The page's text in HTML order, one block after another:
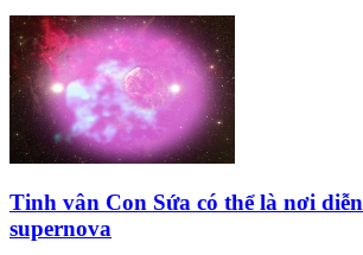
Tinh vân Con Sứa có thể là nơi
supernova